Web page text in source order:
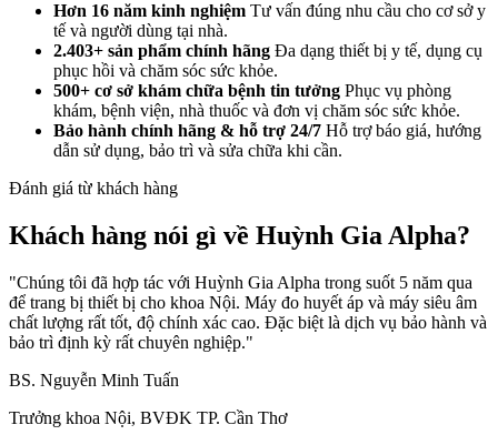
Hơn 16 năm kinh nghiệm Tư vấn đúng nhu cầu cho cơ sở y
tế và người dùng tại nhà.
2.403+ sản phẩm chính hãng Đa dạng thiết bị y tế, dụng cụ
phục hồi và chăm sóc sức khỏe.
500+ cơ sở khám chữa bệnh tin tưởng Phục vụ phòng
khám, bệnh viện, nhà thuốc và đơn vị chăm sóc sức khỏe.
Bảo hành chính hãng & hỗ trợ 24/7 Hỗ trợ báo giá, hướng
dẫn sử dụng, bảo trì và sửa chữa khi cần.
Đánh giá từ khách hàng
Khách hàng nói gì về Huỳnh Gia Alpha?
"Chúng tôi đã hợp tác với Huỳnh Gia Alpha trong suốt 5 năm qua
để trang bị thiết bị cho khoa Nội. Máy đo huyết áp và máy siêu âm
chất lượng rất tốt, độ chính xác cao. Đặc biệt là dịch vụ bảo hành và
bảo trì định kỳ rất chuyên nghiệp."
BS. Nguyễn Minh Tuấn
Trưởng khoa Nội, BVĐK TP. Cần Thơ